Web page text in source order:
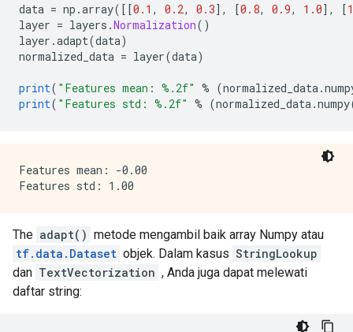
data = np .array([[0.1 , 0.2, 0.3], [0.8, 0.9, 1.0], [
layer = layers .Normalization()
layer .adapt(data)
normalized_data = layer(data)
print( "Features mean: %.2f" % (normalized_data.
print( "Features std: %.2f" % (normalized_data.numpy
Features mean: -0.00
The adapt() metode mengambil baik array Numpy atau
tf.data.Dataset objek. Dalam kasus StringLookup
dan TextVectorization , Anda juga dapat melewati
daftar string: